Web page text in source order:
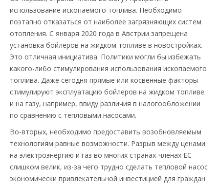
использование ископаемого топлива. Необходимо
поэтапно отказаться от наиболее загрязняющих систем
отопления. С января 2020 года в Австрии запрещена
установка бойлеров на жидком топливе в новостройках.
Это отличная инициатива. Политики могли бы избежать
какого-либо стимулирования использования ископаемого
топлива. Даже сегодня прямые или косвенные факторы
стимулируют эксплуатацию бойлеров на жидком топливе
и на газу, например, ввиду различия в налогообложении
по сравнению с тепловыми насосами.
Во-вторых, необходимо предоставить возобновляемым
технологиям равные возможности. Разрыв между ценами
на электроэнергию и газ во многих странах-членах ЕС
слишком велик, из-за чего трудно сделать тепловой насос
экономически привлекательной инвестицией для граждан